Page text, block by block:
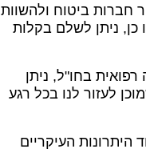
חברות ביטוח ולהשוות
כן, ניתן לשלם בקלות
בחו"ל, ניתן
לעזור לנו בכל רגע
העיקריים